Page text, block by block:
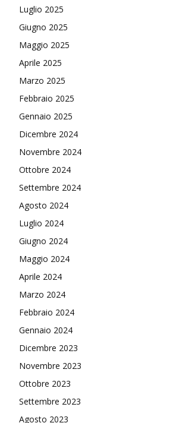
Luglio 2025
Giugno 2025
Maggio 2025
Aprile 2025
Marzo 2025
Febbraio 2025
Gennaio 2025
Dicembre 2024
Novembre 2024
Ottobre 2024
Settembre 2024
Agosto 2024
Luglio 2024
Giugno 2024
Maggio 2024
Aprile 2024
Marzo 2024
Febbraio 2024
Gennaio 2024
Dicembre 2023
Novembre 2023
Ottobre 2023
Settembre 2023
Agosto 2023